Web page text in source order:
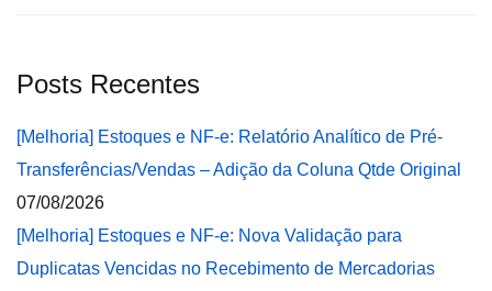
Posts Recentes
[Melhoria] Estoques e NF-e: Relatório Analítico de Pré-
Transferências/Vendas – Adição da Coluna Qtde Original
07/08/2026
[Melhoria] Estoques e NF-e: Nova Validação para
Duplicatas Vencidas no Recebimento de Mercadorias